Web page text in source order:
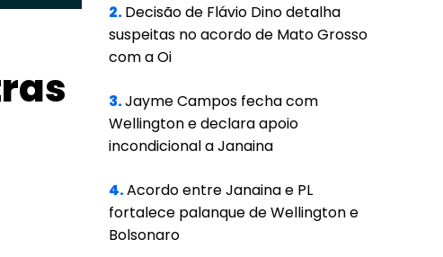
2.Decisão de Flávio Dino detalha
suspeitas no acordo de Mato Grosso
com a Oi
3.Jayme Campos fecha com
Wellington e declara apoio
incondicional a Janaina
4.Acordo entre Janaina e PL
fortalece palanque de Wellington e
Bolsonaro